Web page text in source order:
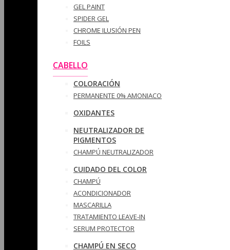
GEL PAINT
SPIDER GEL
CHROME ILUSIÓN PEN
FOILS
CABELLO
COLORACIÓN
PERMANENTE 0% AMONIACO
OXIDANTES
NEUTRALIZADOR DE
PIGMENTOS
CHAMPÚ NEUTRALIZADOR
CUIDADO DEL COLOR
CHAMPÚ
ACONDICIONADOR
MASCARILLA
TRATAMIENTO LEAVE-IN
SERUM PROTECTOR
CHAMPÚ EN SECO